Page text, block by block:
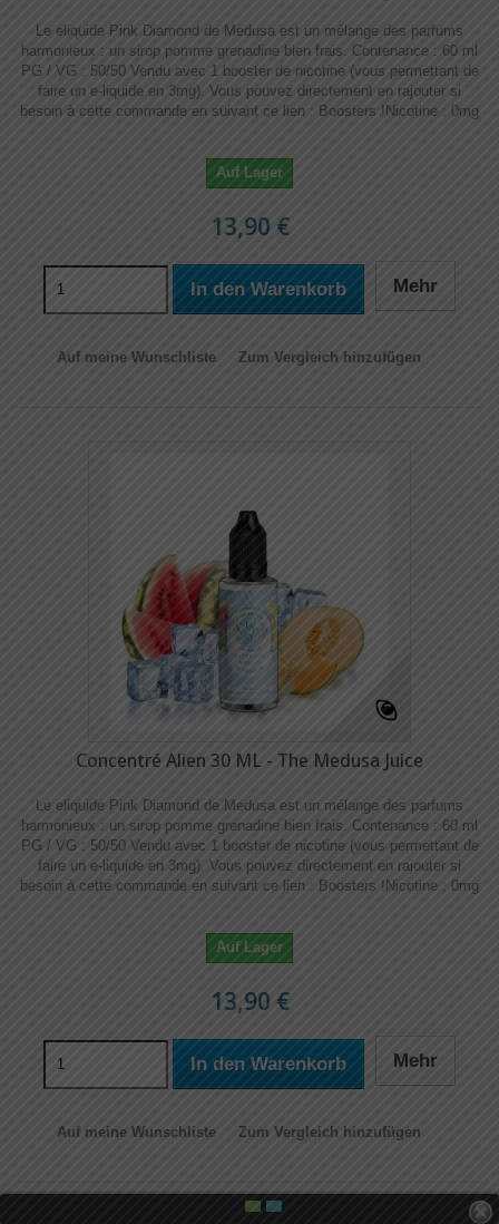
Le eliquide Pink Diamond de Medusa est un mélange des parfums
harmonieux : un sirop pomme grenadine bien frais. Contenance : 60 ml
PG / VG : 50/50 Vendu avec 1 booster de nicotine (vous permettant de
faire un e-liquide en 3mg). Vous pouvez directement en rajouter si
besoin à cette commande en suivant ce lien : Boosters !​​ Nicotine : 0mg
Auf Lager
13,90 €
In den Warenkorb Mehr
Auf meine Wunschliste Zum Vergleich hinzufügen
Concentré Alien 30 ML - The Medusa Juice
Le eliquide Pink Diamond de Medusa est un mélange des parfums
harmonieux : un sirop pomme grenadine bien frais. Contenance : 60 ml
PG / VG : 50/50 Vendu avec 1 booster de nicotine (vous permettant de
faire un e-liquide en 3mg). Vous pouvez directement en rajouter si
besoin à cette commande en suivant ce lien : Boosters !​​ Nicotine : 0mg
Auf Lager
13,90 €
In den Warenkorb Mehr
Auf meine Wunschliste Zum Vergleich hinzufügen